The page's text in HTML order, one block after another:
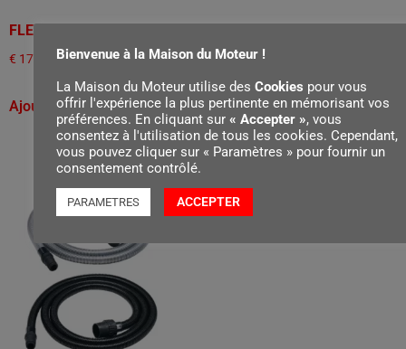
FLEXIBLE, Ø 36 MM
€ 17,40
Ajouter au panier
POUR SE 122, SE 122 E
Ajouter au panier
Bienvenue à la Maison du Moteur !
La Maison du Moteur utilise des Cookies pour vous
offrir l'expérience la plus pertinente en mémorisant vos
préférences. En cliquant sur « Accepter », vous
consentez à l'utilisation de tous les cookies. Cependant,
vous pouvez cliquer sur « Paramètres » pour fournir un
consentement contrôlé.
PARAMETRES ACCEPTER